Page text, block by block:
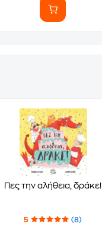
Πες την αλήθεια, δράκε!
5
(8)